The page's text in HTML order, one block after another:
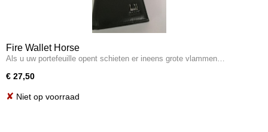
Fire Wallet Horse
Als u uw portefeuille opent schieten er ineens grote vlammen…
€ 27,50
✘ Niet op voorraad